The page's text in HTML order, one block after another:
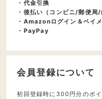
・代金引換
・後払い（コンビニ/郵便局/
・Amazonログイン＆ペイ
・PayPay
会員登録について
初回登録時に300円分のポイ